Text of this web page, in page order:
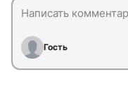
Гость